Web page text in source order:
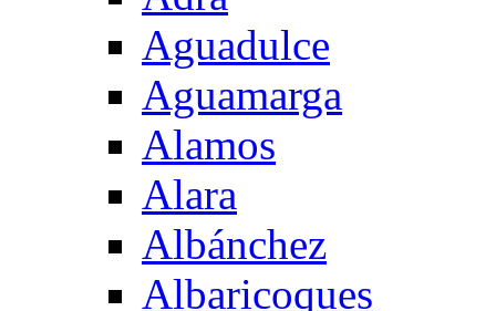
Aguadulce
Aguamarga
Alamos
Alara
Albánchez
Albaricoques